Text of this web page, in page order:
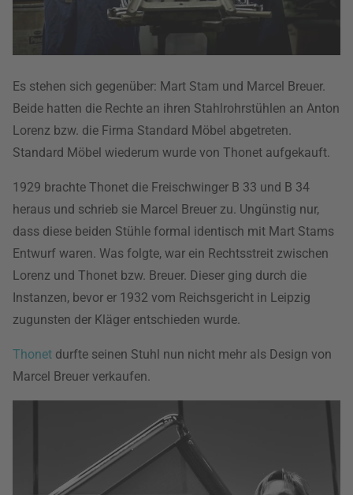
Es stehen sich gegenüber: Mart Stam und Marcel Breuer.
Beide hatten die Rechte an ihren Stahlrohrstühlen an Anton
Lorenz bzw. die Firma Standard Möbel abgetreten.
Standard Möbel wiederum wurde von Thonet aufgekauft.
1929 brachte Thonet die Freischwinger B 33 und B 34
heraus und schrieb sie Marcel Breuer zu. Ungünstig nur,
dass diese beiden Stühle formal identisch mit Mart Stams
Entwurf waren. Was folgte, war ein Rechtsstreit zwischen
Lorenz und Thonet bzw. Breuer. Dieser ging durch die
Instanzen, bevor er 1932 vom Reichsgericht in Leipzig
zugunsten der Kläger entschieden wurde.
Thonet durfte seinen Stuhl nun nicht mehr als Design von
Marcel Breuer verkaufen.